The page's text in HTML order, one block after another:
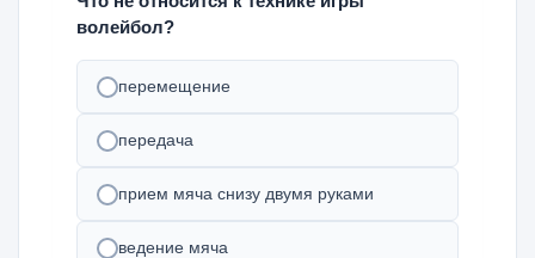
волейбол?
перемещение
передача
прием мяча снизу двумя руками
ведение мяча